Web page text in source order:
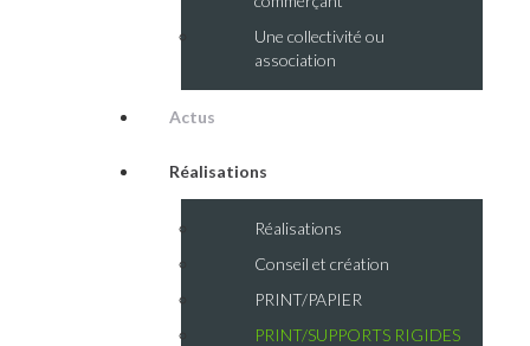
Une collectivité ou
association
Actus
Réalisations
Réalisations
Conseil et création
PRINT/PAPIER
PRINT/SUPPORTS RIGIDES